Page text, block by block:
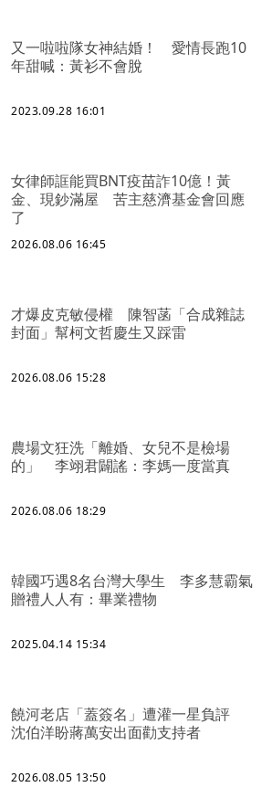
又一啦啦隊女神結婚！ 愛情長跑10
年甜喊：黃衫不會脫
2023.09.28 16:01
女律師誆能買BNT疫苗詐10億！黃
金、現鈔滿屋 苦主慈濟基金會回應
了
2026.08.06 16:45
才爆皮克敏侵權 陳智菡「合成雜誌
封面」幫柯文哲慶生又踩雷
2026.08.06 15:28
農場文狂洗「離婚、女兒不是檢場
的」 李翊君闢謠：李媽一度當真
2026.08.06 18:29
韓國巧遇8名台灣大學生 李多慧霸氣
贈禮人人有：畢業禮物
2025.04.14 15:34
饒河老店「蓋簽名」遭灌一星負評
沈伯洋盼蔣萬安出面勸支持者
2026.08.05 13:50